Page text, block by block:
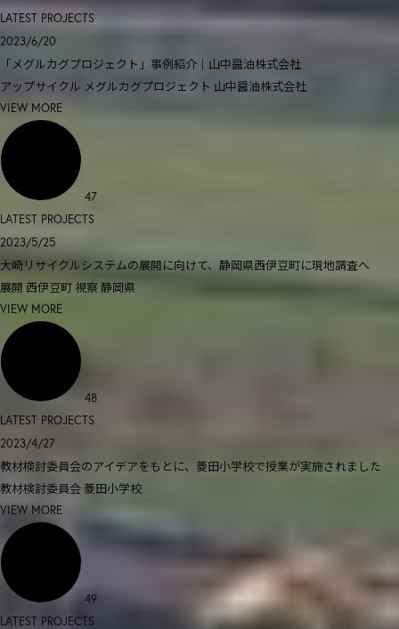
LATEST PROJECTS
2023/6/20
「メグルカグプロジェクト」事例紹介｜山中醤油株式会社
アップサイクル メグルカグプロジェクト 山中醤油株式会社
VIEW MORE
47
LATEST PROJECTS
2023/5/25
大崎リサイクルシステムの展開に向けて、静岡県西伊豆町に現地調査へ
展開 西伊豆町 視察 静岡県
VIEW MORE
48
LATEST PROJECTS
2023/4/27
教材検討委員会のアイデアをもとに、菱田小学校で授業が実施されました
教材検討委員会 菱田小学校
VIEW MORE
49
LATEST PROJECTS